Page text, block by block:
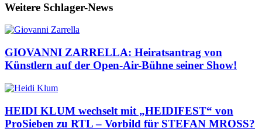
Weitere Schlager-News
GIOVANNI ZARRELLA: Heiratsantrag von
Künstlern auf der Open-Air-Bühne seiner Show!
HEIDI KLUM wechselt mit „HEIDIFEST“ von
ProSieben zu RTL – Vorbild für STEFAN MROSS?